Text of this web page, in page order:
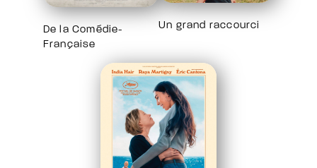
De la Comédie-
Française
Un grand raccourci